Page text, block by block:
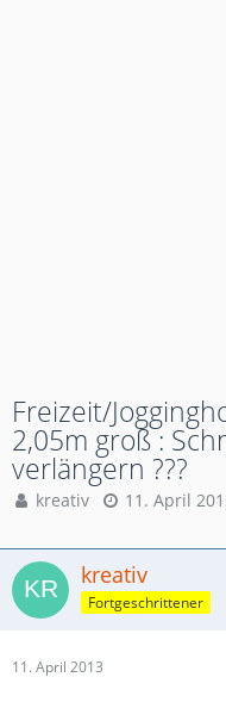
Freizeit/
2,05m groß :
verlängern ???
kreativ 11. April
kreativ
Fortgeschrittener
11. April 2013